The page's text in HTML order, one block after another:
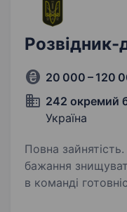
Розвідник-
20 000 – 120
242 окремий
Україна
Повна зайнятість. Вимоги: Вік від 18 років
бажання знищувати ворога
в команді готовність постійно навчатися